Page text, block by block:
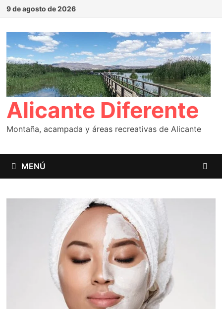
Saltar
contenido
9 de agosto de 2026
Alicante Diferente
Montaña, acampada y áreas recreativas de Alicante
MENÚ